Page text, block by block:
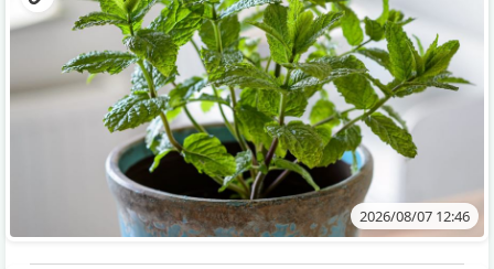
2026/08/07 12:46